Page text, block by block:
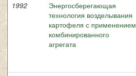
1992
Энергосберегающая
технология возделывания
картофеля с применением
комбинированного
агрегата